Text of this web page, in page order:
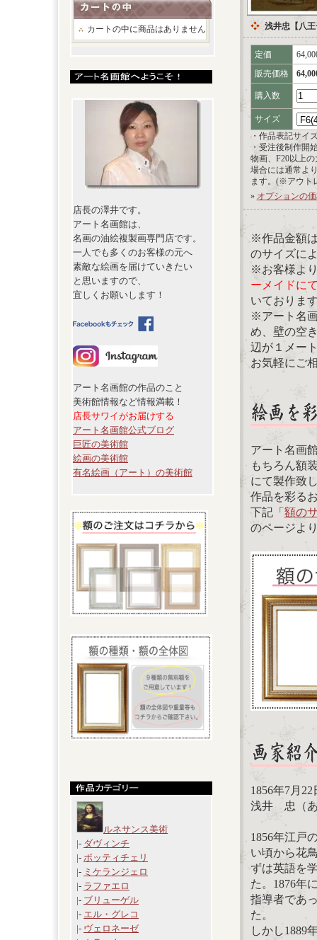
カートの中に商品はありません
店長の澤井です。
アート名画館は、
名画の油絵複製画専門店です。
一人でも多くのお客様の元へ
素敵な絵画を届けていきたい
と思いますので、
宜しくお願いします！
アート名画館の作品のこと
美術館情報など情報満載！
店長サワイがお届けする
アート名画館公式ブログ
巨匠の美術館
絵画の美術館
有名絵画（アート）の美術館
ルネサンス美術
|- ダヴィンチ
|- ボッティチェリ
|- ミケランジェロ
|- ラファエロ
|- ブリューゲル
|- エル・グレコ
|- ヴェロネーゼ
浅井忠【八
定価
販売価格
購入数
サイズ
・作品表記サイ
・受注後制作開
物画、F20以上
場合には通常よ
ます。(※アウト
» オプションの
※作品金額
のサイズに
※お客様よ
ーメイドに
いておりま
※アート名
め、壁の空
辺が１メー
お気軽にご
アート名画
もちろん額
にて製作致
作品を彩る
下記「額の
のページよ
1856年7月
浅井 忠（
1856年江戸
い頃から花
ずは英語を
た。1876年
指導者であ
た。
しかし1889